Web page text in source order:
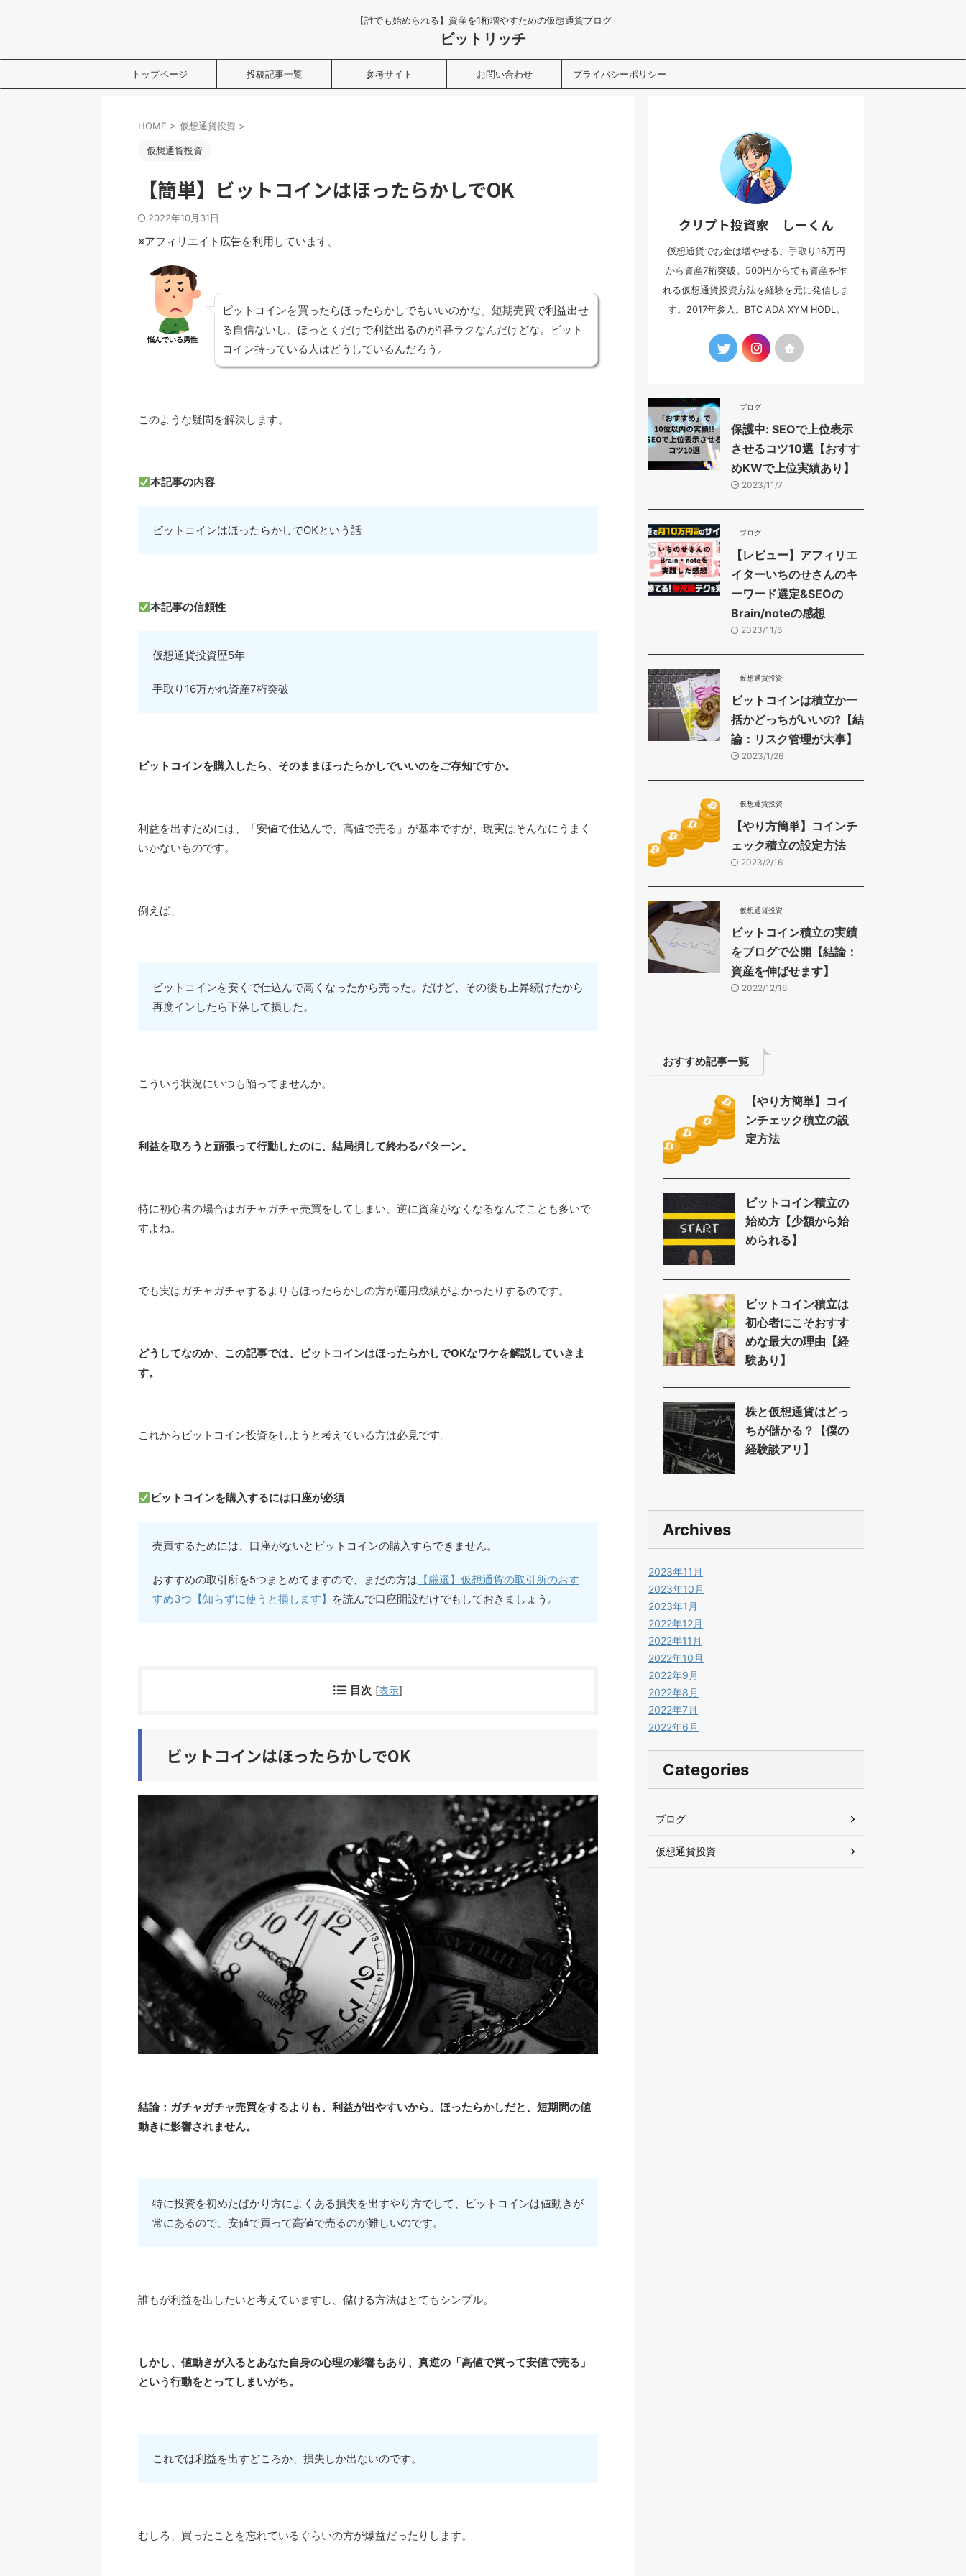
【誰でも始められる】資産を1桁増やすための仮想通貨ブログ
ビットリッチ
トップページ 投稿記事一覧 参考サイト お問い合わせ プライバシーポリシー
HOME > 仮想通貨投資 >
仮想通貨投資
【簡単】ビットコインはほったらかしでOK
2022年10月31日
※アフィリエイト広告を利用しています。
悩んでいる男性
ビットコインを買ったらほったらかしでもいいのかな。短期売買で利益出せ
る自信ないし、ほっとくだけで利益出るのが1番ラクなんだけどな。ビット
コイン持っている人はどうしているんだろう。
このような疑問を解決します。
本記事の内容
ビットコインはほったらかしでOKという話
本記事の信頼性
仮想通貨投資歴5年
手取り16万かれ資産7桁突破
ビットコインを購入したら、そのままほったらかしでいいのをご存知ですか。
利益を出すためには、「安値で仕込んで、高値で売る」が基本ですが、現実はそんなにうまく
いかないものです。
例えば、
ビットコインを安くで仕込んで高くなったから売った。だけど、その後も上昇続けたから
再度インしたら下落して損した。
こういう状況にいつも陥ってませんか。
利益を取ろうと頑張って行動したのに、結局損して終わるパターン。
特に初心者の場合はガチャガチャ売買をしてしまい、逆に資産がなくなるなんてことも多いで
すよね。
でも実はガチャガチャするよりもほったらかしの方が運用成績がよかったりするのです。
どうしてなのか、この記事では、ビットコインはほったらかしでOKなワケを解説していきま
す。
これからビットコイン投資をしようと考えている方は必見です。
ビットコインを購入するには口座が必須
売買するためには、口座がないとビットコインの購入すらできません。
おすすめの取引所を5つまとめてますので、まだの方は 【厳選】仮想通貨の取引所のおす
すめ3つ【知らずに使うと損します】 を読んで口座開設だけでもしておきましょう。
目次 [表示]
ビットコインはほったらかしでOK
結論：ガチャガチャ売買をするよりも、利益が出やすいから。ほったらかしだと、短期間の値
動きに影響されません。
特に投資を初めたばかり方によくある損失を出すやり方でして、ビットコインは値動きが
常にあるので、安値で買って高値で売るのが難しいのです。
誰もが利益を出したいと考えていますし、儲ける方法はとてもシンプル。
しかし、値動きが入るとあなた自身の心理の影響もあり、真逆の「高値で買って安値で売る」
という行動をとってしまいがち。
これでは利益を出すどころか、損失しか出ないのです。
むしろ、買ったことを忘れているぐらいの方が爆益だったりします。
クリプト投資家 しーくん
仮想通貨でお金は増やせる。手取り16万円
から資産7桁突破。500円からでも資産を作
れる仮想通貨投資方法を経験を元に発信しま
す。2017年参入。BTC ADA XYM HODL。
ブログ
保護中: SEOで上位表示
させるコツ10選【おすす
めKWで上位実績あり】
2023/11/7
ブログ
【レビュー】アフィリエ
イターいちのせさんのキ
ーワード選定&SEOの
Brain/noteの感想
2023/11/6
仮想通貨投資
ビットコインは積立か一
括かどっちがいいの?【結
論：リスク管理が大事】
2023/1/26
仮想通貨投資
【やり方簡単】コインチ
ェック積立の設定方法
2023/2/16
仮想通貨投資
ビットコイン積立の実績
をブログで公開【結論：
資産を伸ばせます】
2022/12/18
おすすめ記事一覧
【やり方簡単】コイ
ンチェック積立の設
定方法
ビットコイン積立の
始め方【少額から始
められる】
ビットコイン積立は
初心者にこそおすす
めな最大の理由【経
験あり】
株と仮想通貨はどっ
ちが儲かる？【僕の
経験談アリ】
Archives
2023年11月
2023年10月
2023年1月
2022年12月
2022年11月
2022年10月
2022年9月
2022年8月
2022年7月
2022年6月
Categories
ブログ
仮想通貨投資